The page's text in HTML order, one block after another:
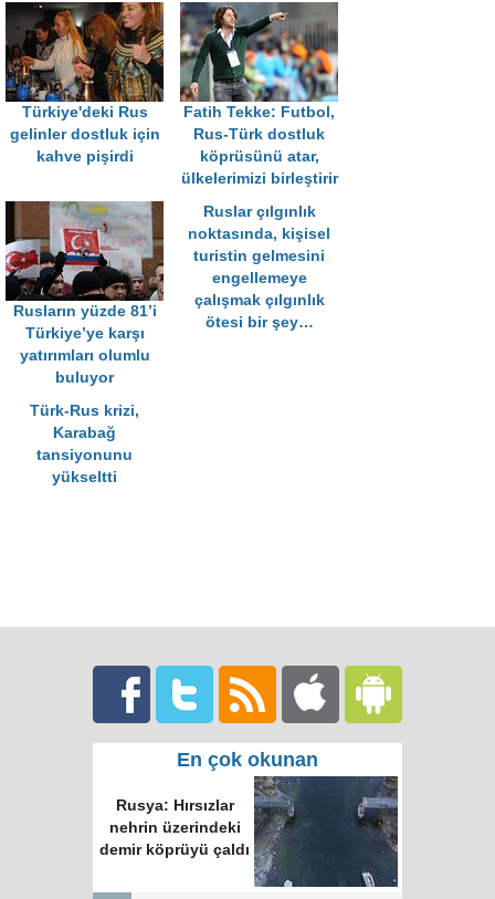
Türkiye'deki Rus
gelinler dostluk için
kahve pişirdi
Fatih Tekke: Futbol,
Rus-Türk dostluk
köprüsünü atar,
ülkelerimizi birleştirir
Rusların yüzde 81’i
Türkiye’ye karşı
yatırımları olumlu
buluyor
Ruslar çılgınlık
noktasında, kişisel
turistin gelmesini
engellemeye
çalışmak çılgınlık
ötesi bir şey…
Türk-Rus krizi,
Karabağ
tansiyonunu
yükseltti
En çok okunan
Rusya: Hırsızlar
nehrin üzerindeki
demir köprüyü çaldı